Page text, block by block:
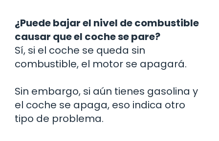
¿Puede bajar el nivel de combustible
causar que el coche se pare?
Sí, si el coche se queda sin
combustible, el motor se apagará.
Sin embargo, si aún tienes gasolina y
el coche se apaga, eso indica otro
tipo de problema.